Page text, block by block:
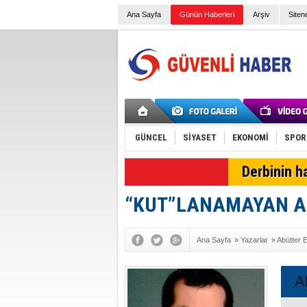
Ana Sayfa Günün Haberleri Arşiv
GÜNCEL SİYASET EKONOMİ SPOR
Derbinin
“KUT”LANAMAYAN
Ana Sayfa » Yazarlar »Abütter